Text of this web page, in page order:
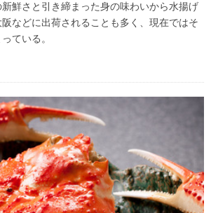
鮮さと引き締まった身の味わいから水揚げ
などに出荷されることも多く、現在ではそ
ている。